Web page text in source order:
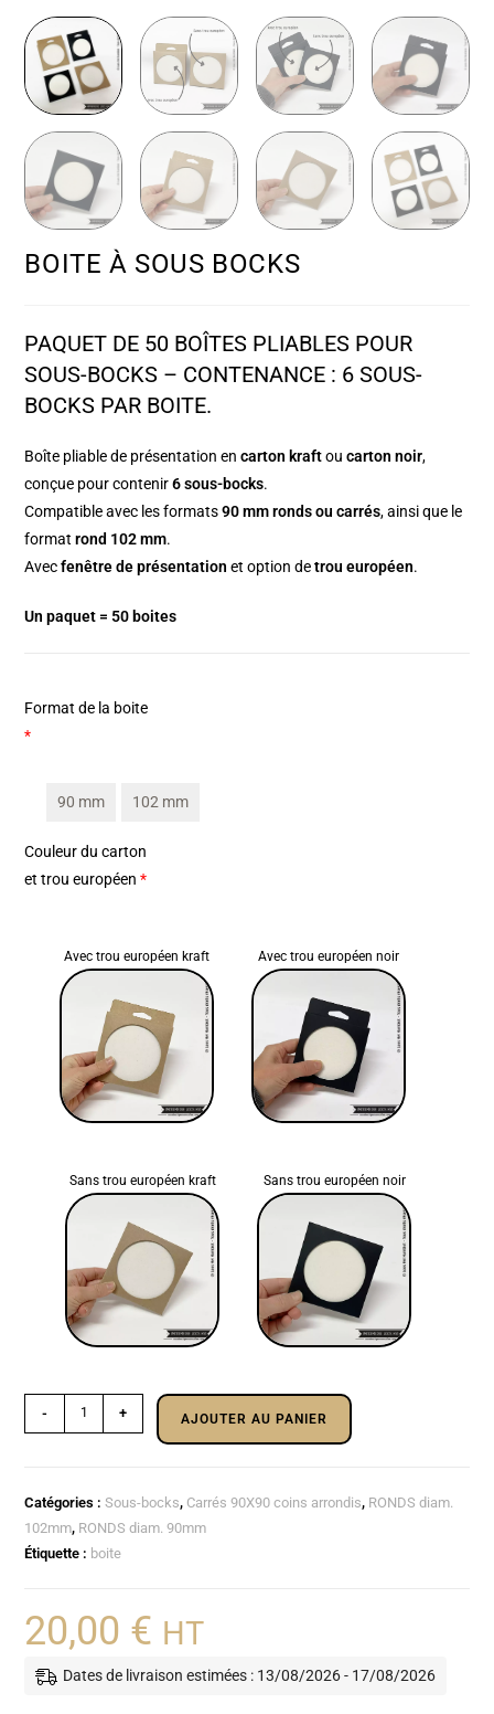
BOITE À SOUS BOCKS
PAQUET DE 50 BOÎTES PLIABLES POUR
SOUS-BOCKS – CONTENANCE : 6 SOUS-
BOCKS PAR BOITE.
Boîte pliable de présentation encarton kraftoucarton noir,
conçue pour contenir6 sous-bocks.
Compatible avec les formats90 mm ronds ou carrés, ainsi que le
formatrond 102 mm.
Avecfenêtre de présentation et option detrou européen.
Un paquet = 50 boites
Format de la boite
*
90 mm 102 mm
Couleur du carton
et trou européen*
Avec trou européen kraft Avec trou européen noir
Sans trou européen kraft Sans trou européen noir
- + AJOUTER AU PANIER
Catégories :Sous-bocks, Carrés 90X90 coins arrondis, RONDS diam.
102mm, RONDS diam. 90mm
Étiquette : boite
20,00 € HT
Dates de livraison estimées : 13/08/2026 - 17/08/2026